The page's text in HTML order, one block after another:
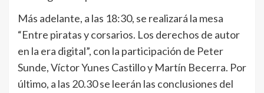
Más adelante, a las 18:30, se realizará la mesa
“Entre piratas y corsarios. Los derechos de autor
en la era digital”, con la participación de Peter
Sunde, Víctor Yunes Castillo y Martín Becerra. Por
último, a las 20.30 se leerán las conclusiones del